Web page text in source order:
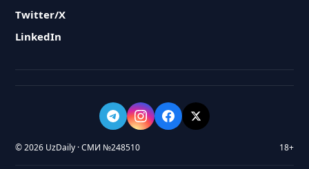
Twitter/X
LinkedIn
© 2026 UzDaily · СМИ №248510 18+